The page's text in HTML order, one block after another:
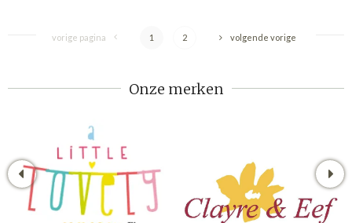
vorige pagina 1 2 volgende vorige
Onze merken